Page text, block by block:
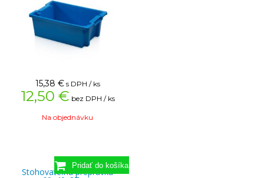
15,38 € s DPH / ks
12,50 € bez DPH / ks
Na objednávku
Stohovateľná prepravka